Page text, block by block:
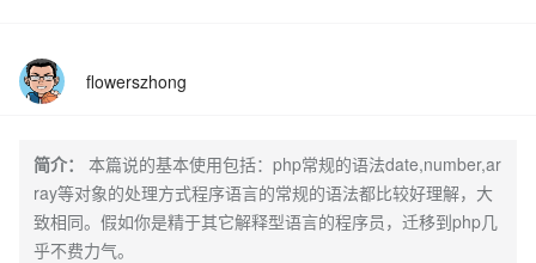
flowerszhong
简介：
本篇说的基本使用包括：php常规的语法date,number,ar
ray等对象的处理方式程序语言的常规的语法都比较好理解，大
致相同。假如你是精于其它解释型语言的程序员，迁移到php几
乎不费力气。